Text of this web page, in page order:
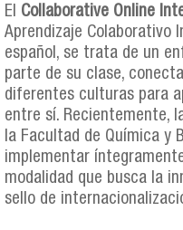
El Collaborative Online
Aprendizaje Colaborativo
español, se trata de un
parte de su clase,
diferentes culturas para
entre sí. Recientemente,
la Facultad de Química y
implementar
modalidad que busca la
sello de